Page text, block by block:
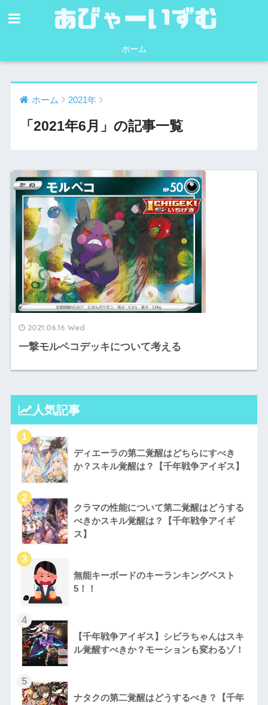
ホーム
ホーム 2021年
「2021年6月」の記事一覧
2021.06.16 Wed
一撃モルペコデッキについて考える
人気記事
ディエーラの第二覚醒はどちらにすべき
か？スキル覚醒は？【千年戦争アイギス】
クラマの性能について第二覚醒はどうする
べきかスキル覚醒は？【千年戦争アイギ
ス】
無能キーボードのキーランキングベスト
5！！
【千年戦争アイギス】シビラちゃんはスキ
ル覚醒すべきか？モーションも変わるゾ！
ナタクの第二覚醒はどうするべき？【千年